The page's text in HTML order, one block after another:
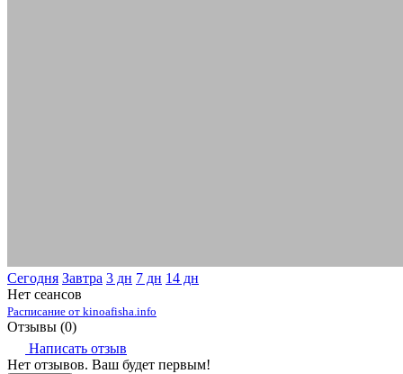
Сегодня Завтра 3 дн 7 дн 14 дн
Нет сеансов
Расписание от kinoafisha.info
Отзывы (0)
Написать отзыв
Нет отзывов. Ваш будет первым!